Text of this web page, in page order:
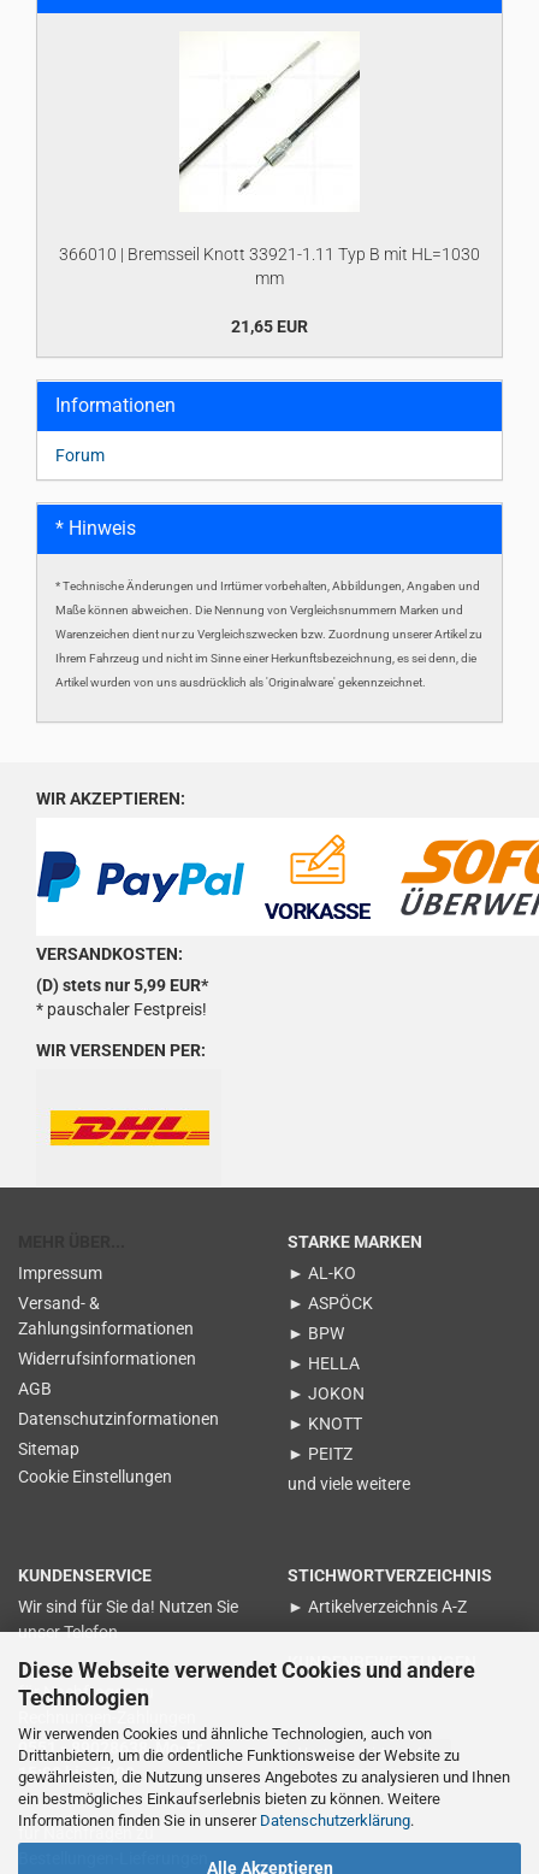
Diese Webseite verwendet Cookies und andere
Technologien
Wir verwenden Cookies und ähnliche Technologien, auch von
Drittanbietern, um die ordentliche Funktionsweise der Website zu
gewährleisten, die Nutzung unseres Angebotes zu analysieren und Ihnen
ein bestmögliches Einkaufserlebnis bieten zu können. Weitere
Informationen finden Sie in unserer Datenschutzerklärung.
Alle Akzeptieren
366010 | Bremsseil Knott 33921-1.11 Typ B mit HL=1030
mm
21,65 EUR
Informationen
Forum
* Hinweis
* Technische Änderungen und Irrtümer vorbehalten, Abbildungen, Angaben und
Maße können abweichen. Die Nennung von Vergleichsnummern Marken und
Warenzeichen dient nur zu Vergleichszwecken bzw. Zuordnung unserer Artikel zu
Ihrem Fahrzeug und nicht im Sinne einer Herkunftsbezeichnung, es sei denn, die
Artikel wurden von uns ausdrücklich als 'Originalware' gekennzeichnet.
WIR AKZEPTIEREN:
VERSANDKOSTEN:
(D) stets nur 5,99 EUR*
* pauschaler Festpreis!
WIR VERSENDEN PER:
Impressum
Versand- &
Zahlungsinformationen
Widerrufsinformationen
AGB
Datenschutzinformationen
Sitemap
Cookie Einstellungen
STARKE MARKEN
► AL-KO
► ASPÖCK
► BPW
► HELLA
► JOKON
► KNOTT
► PEITZ
und viele weitere
KUNDENSERVICE
Wir sind für Sie da! Nutzen Sie
unser Telefon
für Nachfragen zu
0551 - 89028638 Mo-Fr.
15:00 bis 17:00
STICHWORTVERZEICHNIS
► Artikelverzeichnis A-Z
KUNDENBEWERTUNGEN
Vertrag widerrufen